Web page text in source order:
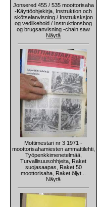
Jonsered 455 / 535 moottorisaha
-Käyttöohjekirja, Instruktion och
skötselanvisning / Instruksksjon
og vedlikehold / Instruktionsbog
og brugsanvisning -chain saw
Näytä
Mottimestari nr 3 1971 -
moottorisahamiesten ammattilehti,
Työpenkkimenetelmää,
Turvallisuusohhjeita, Raket
suojasaapas, Raket 50
moottorisaha, Raket öljyt...
Näytä